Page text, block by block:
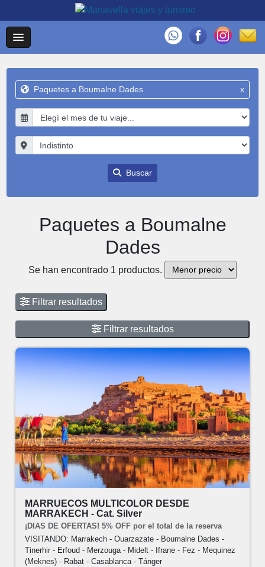
Paquetes a Boumalne Dades x
Buscar
Paquetes a Boumalne
Dades
Se han encontrado 1 productos.
Filtrar resultados
Filtrar resultados
MARRUECOS MULTICOLOR DESDE
MARRAKECH - Cat. Silver
¡DIAS DE OFERTAS! 5% OFF por el total de la reserva
VISITANDO: Marrakech - Ouarzazate - Boumalne Dades -
Tinerhir - Erfoud - Merzouga - Midelt - Ifrane - Fez - Mequinez
(Meknes) - Rabat - Casablanca - Tánger